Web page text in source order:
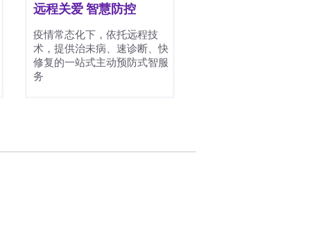
远程关爱 智慧防控
疫情常态化下，依托远程技
术，提供治未病、速诊断、快
修复的一站式主动预防式智服
务